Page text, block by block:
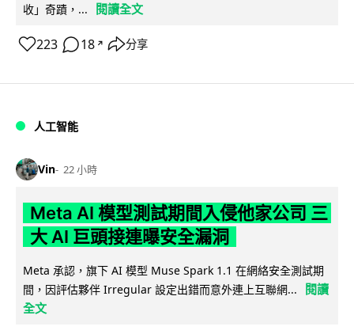
收」奇蹟，...
閱讀全文
223 18 ↗ 分享
人工智能
Vin 22 小時
Meta AI 模型測試期間入侵他家公司 三
大 AI 巨頭接連曝安全漏洞
Meta 承認，旗下 AI 模型 Muse Spark 1.1 在網絡安全測試期
間，因評估夥伴 Irregular 設定出錯而意外連上互聯網...
閱讀
全文